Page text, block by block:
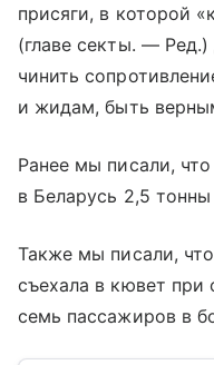
присяги, в которой
(главе секты. —
чинить
и жидам, быть
Ранее мы писали, что
в Беларусь 2,5
Также мы писали,
съехала в кювет при
семь пассажиров в